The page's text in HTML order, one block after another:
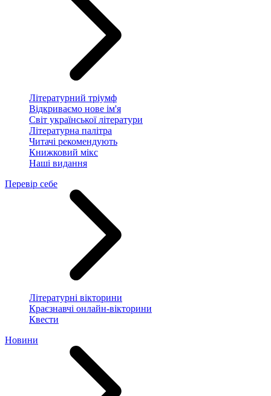
Літературний тріумф
Відкриваємо нове ім'я
Світ української літератури
Літературна палітра
Читачі рекомендують
Книжковий мікс
Наші видання
Перевір себе
Літературні вікторини
Краєзнавчі онлайн-вікторини
Квести
Новини